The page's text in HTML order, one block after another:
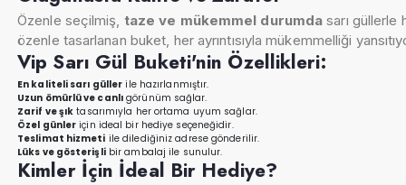
Özenle seçilmiş, taze ve mükemmel durumda sarı güllerle
özenle tasarlanan buket, her ayrıntısıyla mükemmelliği
Vip Sarı Gül Buketi'nin Özellikleri:
En kaliteli sarı güller ile hazırlanmıştır.
Uzun ömürlü ve canlı görünüm sağlar.
Zarif ve şık tasarımıyla her ortama uyum sağlar.
Özel günler için ideal bir hediye seçeneğidir.
Teslimat hizmeti ile dilediğiniz adrese gönderilir.
Lüks ve gösterişlibir ambalaj ile sunulur.
Kimler İçin İdeal Bir Hediye?